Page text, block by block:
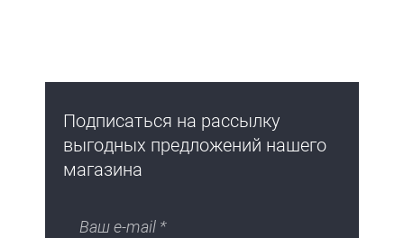
Подписаться на рассылку
выгодных предложений нашего
магазина